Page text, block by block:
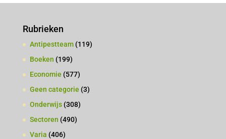
Rubrieken
Antipestteam(119)
Boeken (199)
Economie (577)
Geen categorie (3)
Onderwijs(308)
Sectoren (490)
Varia (406)